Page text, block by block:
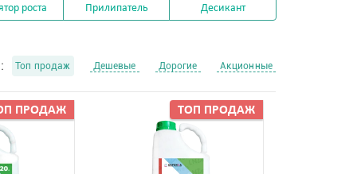
роста Прилипатель Десикант
Топ продаж Дешевые Дорогие Акционные
ПРОДАЖ ТОП ПРОДАЖ